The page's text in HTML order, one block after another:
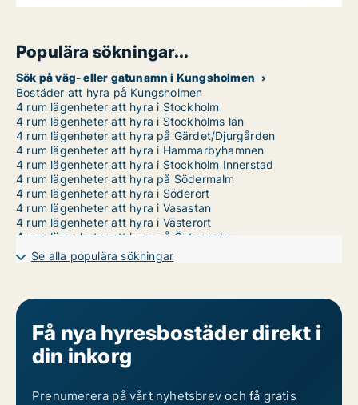
Populära sökningar...
Sök på väg- eller gatunamn i Kungsholmen
Bostäder att hyra på Kungsholmen
4 rum lägenheter att hyra i Stockholm
4 rum lägenheter att hyra i Stockholms län
4 rum lägenheter att hyra på Gärdet/Djurgården
4 rum lägenheter att hyra i Hammarbyhamnen
4 rum lägenheter att hyra i Stockholm Innerstad
4 rum lägenheter att hyra på Södermalm
4 rum lägenheter att hyra i Söderort
4 rum lägenheter att hyra i Vasastan
4 rum lägenheter att hyra i Västerort
4 rum lägenheter att hyra på Östermalm
1 rum lägenheter att hyra på Kungsholmen
2 rum lägenheter att hyra på Kungsholmen
6 rum lägenheter att hyra på Kungsholmen
7 rum lägenheter att hyra på Kungsholmen
Se alla populära sökningar
Få nya hyresbostäder direkt i
din inkorg
Prenumerera på vårt nyhetsbrev och få gratis